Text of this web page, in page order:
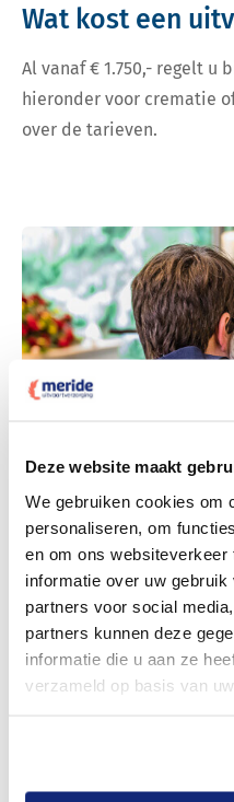
Deze website maakt
We gebruiken cookies om
personaliseren, om
en om ons
informatie over uw
partners voor social
partners kunnen deze
informatie die u aan ze
verzameld op basis van
Wat kost een
Al vanaf € 1.750,- regelt u
hieronder voor crematie
over de tarieven.
Dit kost een
Bekijk tarieven voor crematie
Dit kost een
Bekijk tarieven voor